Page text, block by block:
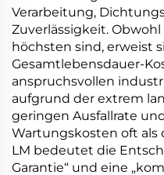
Verarbeitung,
Zuverlässigkeit.
höchsten sind, erweist
Gesamtlebensdauer-
anspruchsvollen
aufgrund der extrem
geringen Ausfallrate
Wartungskosten oft als
LM bedeutet die
Garantie“ und eine